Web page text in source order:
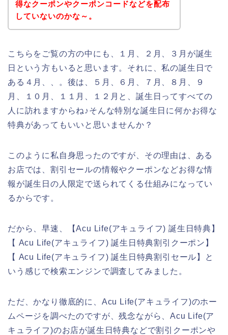
得なクーポンやクーポンコードなどを配布
していないのかな～。
こちらをご覧の方の中にも、１月、２月、３月が誕生
日という方もいると思います。それに、私の誕生日で
ある４月、、。後は、５月、６月、７月、８月、９
月、１０月、１１月、１２月と、誕生日ってすべての
人に訪れますからね♪そんな特別な誕生日に何かお得な
特典があってもいいと思いませんか？
このように私自身思ったのですが、その理由は、ある
お店では、割引セールの情報やクーポンなどお得な情
報が誕生日の人限定で送られてくる仕組みになってい
るからです。
だから、早速、【Acu Life(アキュライフ) 誕生日特典】
【 Acu Life(アキュライフ) 誕生日特典割引クーポン】
【 Acu Life(アキュライフ) 誕生日特典割引セール】と
いう感じで検索エンジンで調査してみました。
ただ、かなり徹底的に、Acu Life(アキュライフ)のホー
ムページを調べたのですが、残念ながら、Acu Life(ア
キュライフ)のお店が誕生日特典などで割引クーポンや